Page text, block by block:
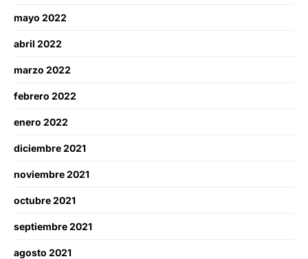
mayo 2022
abril 2022
marzo 2022
febrero 2022
enero 2022
diciembre 2021
noviembre 2021
octubre 2021
septiembre 2021
agosto 2021